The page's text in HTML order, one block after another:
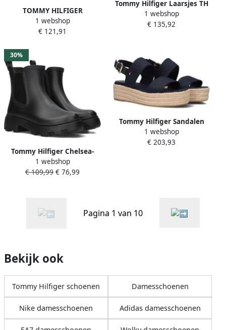
TOMMY HILFIGER
Enkellaarsjes Dames Low
Cowboy Flat Maat: 36
1 webshop
€ 121,91
Tommy Hilfiger Laarsjes TH
LOGO LEATHER MIX
CHELSEA blokhak business
1 webshop
€ 135,92
30%
Tommy Hilfiger Chelsea-
boots RUBBER FLAG
CLEATED RAINBOOT
1 webshop
€ 109,99 € 76,99
Tommy Hilfiger Sandalen
MID WEDGE SANDAL
zomerschoen sandaal met
1 webshop
€ 203,93
Pagina 1 van 10
Bekijk ook
Tommy Hilfiger schoenen Damesschoenen
Nike damesschoenen Adidas damesschoenen